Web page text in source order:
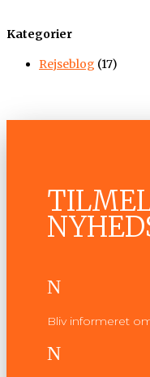
Kategorier
Rejseblog (17)
N
Bliv informeret
N